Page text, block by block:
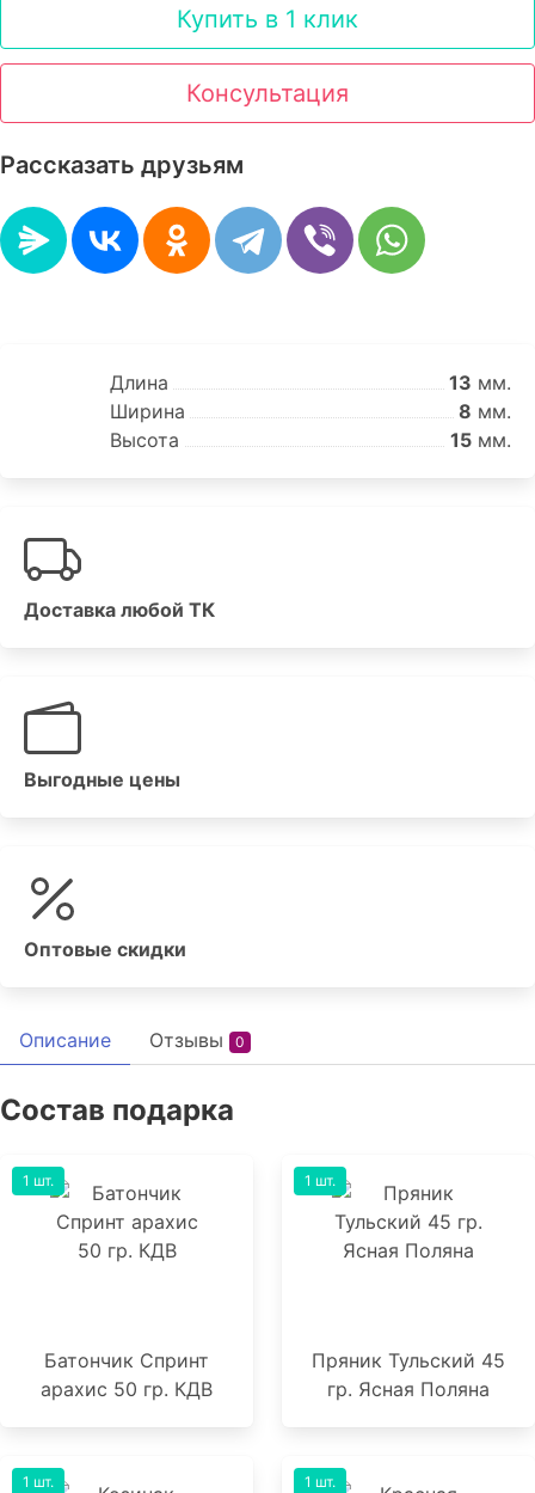
Купить в 1 клик
Консультация
Рассказать друзьям
Длина 13 мм.
Ширина
8 мм.
Высота
15 мм.
Доставка любой ТК
Выгодные цены
Оптовые скидки
Описание Отзывы 0
Состав подарка
Батончик Спринт
арахис 50 гр. КДВ
1 шт.
Пряник Тульский 45
гр. Ясная Поляна
1 шт.
1 шт. 1 шт.